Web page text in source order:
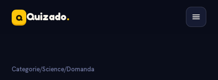
Q Quizado.
Categorie/Science/Domanda